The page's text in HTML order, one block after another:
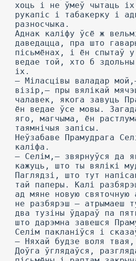
хоць і не ўмеў чытаць
рукапіс і табакерку і
разносчыка.
Аднак каліфу ўсё ж
даведацца, пра што
пісьмёнах, і ён спытаў
ведае той, хто б здольны
іх.
— Міласцівы валадар
візір,— пры вялікай
чалавек, якога завуць
ён ведае ўсе мовы.
яго, магчыма, ён
таямнічыя запісы.
Неўзабаве Прамудрага
каліфа.
— Селім,— звярнуўся да
кажуць, што ты вялікі
Паглядзі, што тут
тай паперы. Калі
ад мяне новую святочную
не разбярэш — атрымаеш
два тузіны ўдараў па
што дарэмна завешся
Селім пакланіўся і
— Няхай будзе воля
Доўга ўглядаўся,